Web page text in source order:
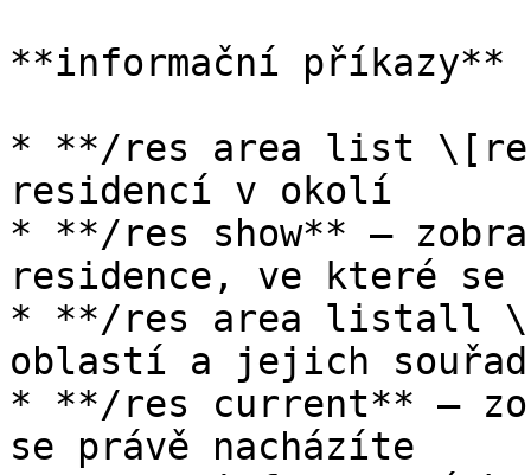
**informační příkazy**
* **/res area list
residencí v okolí
* **/res show** –
residence, ve které se
* **/res area listall
oblastí a jejich
* **/res current** –
se právě nacházíte